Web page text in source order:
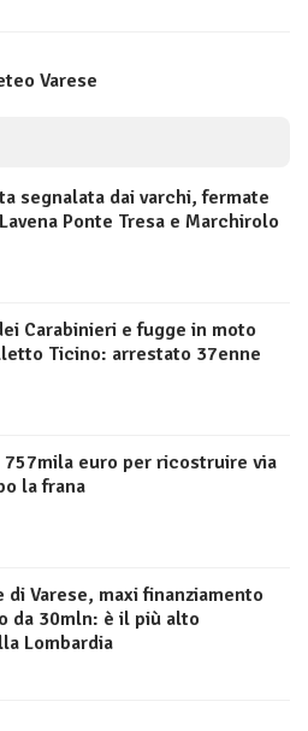
Varese
segnalata dai varchi, fermate
Ponte Tresa e Marchirolo
Carabinieri e fugge in moto
Ticino: arrestato 37enne
euro per ricostruire via
la frana
di Varese, maxi finanziamento
da 30mln: è il più alto
Lombardia